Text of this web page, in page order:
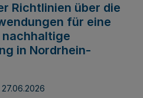
Richtlinien über die
für eine
in Nordrhein-
27.06.2026